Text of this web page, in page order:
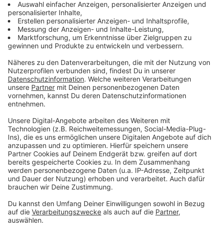
Schäden sind massiv
Anzeige
Jetzt gehe es vorrangig darum, Straßen und Einfahrten
vom Schlamm zu befreien. Einige Laerer:innen kämen
mit dem Auto noch nicht vom Grundstück.
Kanalschächte sind verstopft und es ist weiterer
Regen angekündigt. Dann geht es daran, Keller
trockenzulegen und das weggerissene Ufer des
Ewaldibaches wieder aufzubauen.
Anzeige
Anzeige